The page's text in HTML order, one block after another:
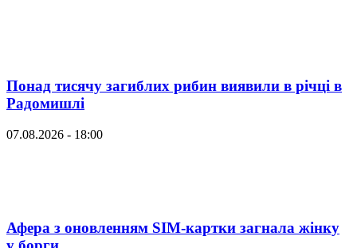
Понад тисячу загиблих рибин виявили в річці в
Радомишлі
07.08.2026 - 18:00
Афера з оновленням SIM-картки загнала жінку